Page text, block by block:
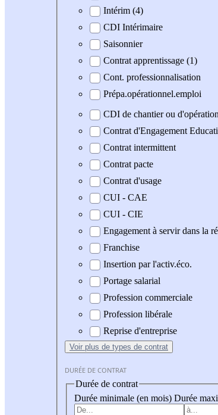
Intérim (4)
CDI Intérimaire
Saisonnier
Contrat apprentissage (1)
Cont. professionnalisation
Prépa.opérationnel.emploi
CDI de chantier ou d'opération
Contrat d'Engagement
Contrat intermittent
Contrat pacte
Contrat d'usage
CUI - CAE
CUI - CIE
Engagement à servir dans la
Franchise
Insertion par l'activ.éco.
Portage salarial
Profession commerciale
Profession libérale
Reprise d'entreprise
Voir plus de types de contrat
DURÉE DE CONTRAT
Durée de contrat
Durée minimale (en mois) Durée